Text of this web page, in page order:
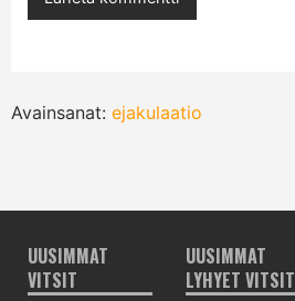
Avainsanat: ejakulaatio
UUSIMMAT
VITSIT
UUSIMMAT
LYHYET VITSIT